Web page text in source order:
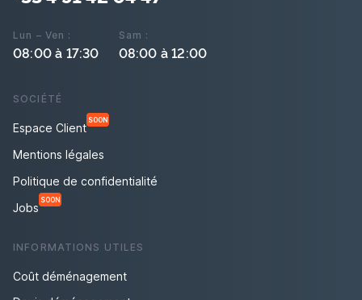
Lun – Ven :
08:00 à 17:30
Sam :
08:00 à 12:00
SOCIÉTÉ
Espace Client
SOON
Mentions légales
Politique de confidentialité
Jobs
SOON
INFORMATIONS UTILES
Coût déménagement